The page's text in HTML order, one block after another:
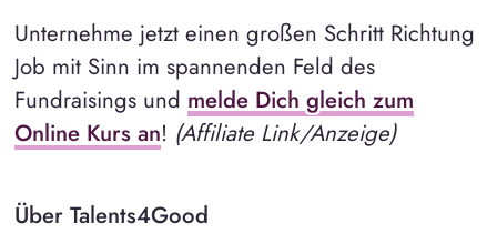
Unternehme jetzt einen großen Schritt Richtung
Job mit Sinn im spannenden Feld des
Fundraisings und melde Dich gleich zum
Online Kurs an! (Affiliate Link/Anzeige)
Über Talents4Good